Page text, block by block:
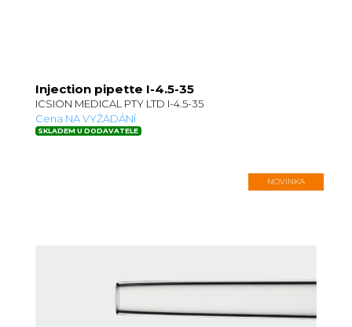
Injection pipette I-4.5-35
ICSION MEDICAL PTY LTD I-4.5-35
Cena NA VYŽÁDÁNÍ
SKLADEM U DODAVATELE
NOVINKA